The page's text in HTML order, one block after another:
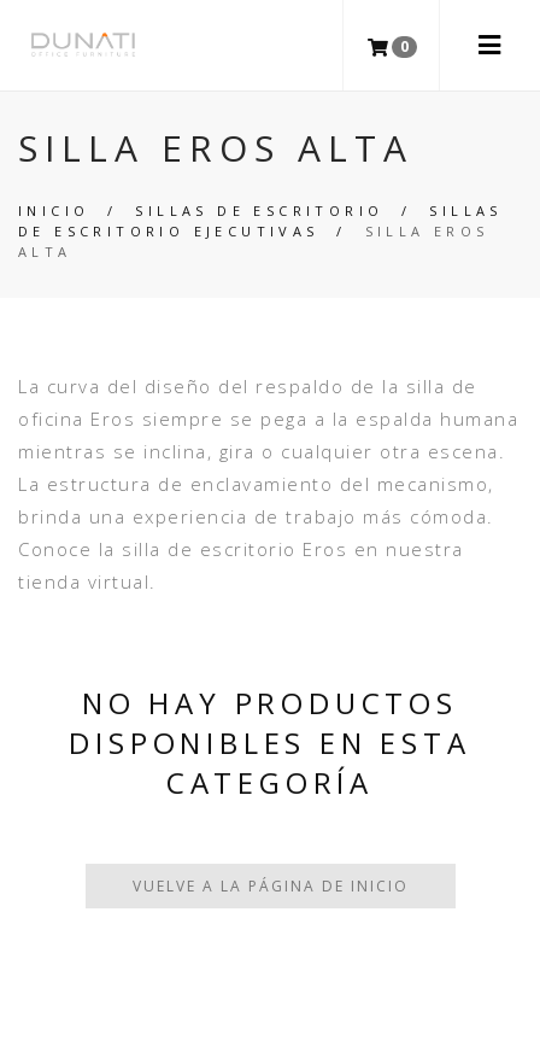
0
SILLA EROS ALTA
INICIO / SILLAS DE ESCRITORIO / SILLAS
DE ESCRITORIO EJECUTIVAS
/ SILLA EROS
ALTA
La curva del diseño del respaldo de la silla de
oficina Eros siempre se pega a la espalda humana
mientras se inclina, gira o cualquier otra escena.
La estructura de enclavamiento del mecanismo,
brinda una experiencia de trabajo más cómoda.
Conoce la silla de escritorio Eros en nuestra
tienda virtual.
NO HAY PRODUCTOS
DISPONIBLES EN ESTA
CATEGORÍA
VUELVE A LA PÁGINA DE INICIO